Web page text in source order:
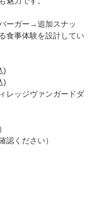
ーガー→追加スナッ
食事体験を設計してい
)
)
ッジヴァンガードダ
認ください）